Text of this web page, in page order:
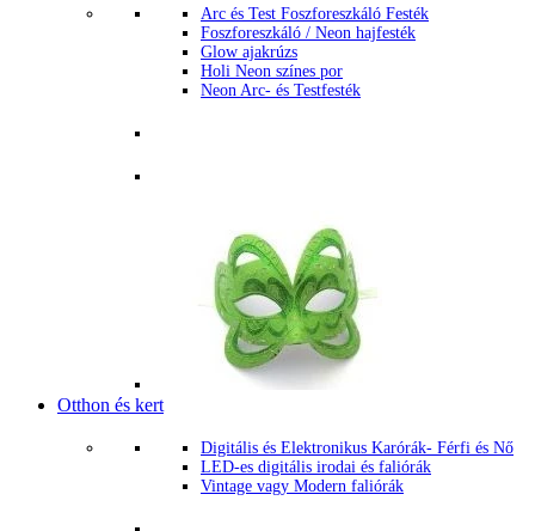
Arc és Test Foszforeszkáló Festék
Foszforeszkáló / Neon hajfesték
Glow ajakrúzs
Holi Neon színes por
Neon Arc- és Testfesték
Otthon és kert
Digitális és Elektronikus Karórák- Férfi és Nő
LED-es digitális irodai és faliórák
Vintage vagy Modern faliórák